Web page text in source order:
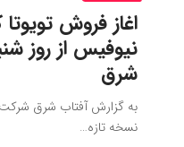
اغاز فروش
شرق
به گزارش آفتاب شرق شرکت
نسخه تازه…